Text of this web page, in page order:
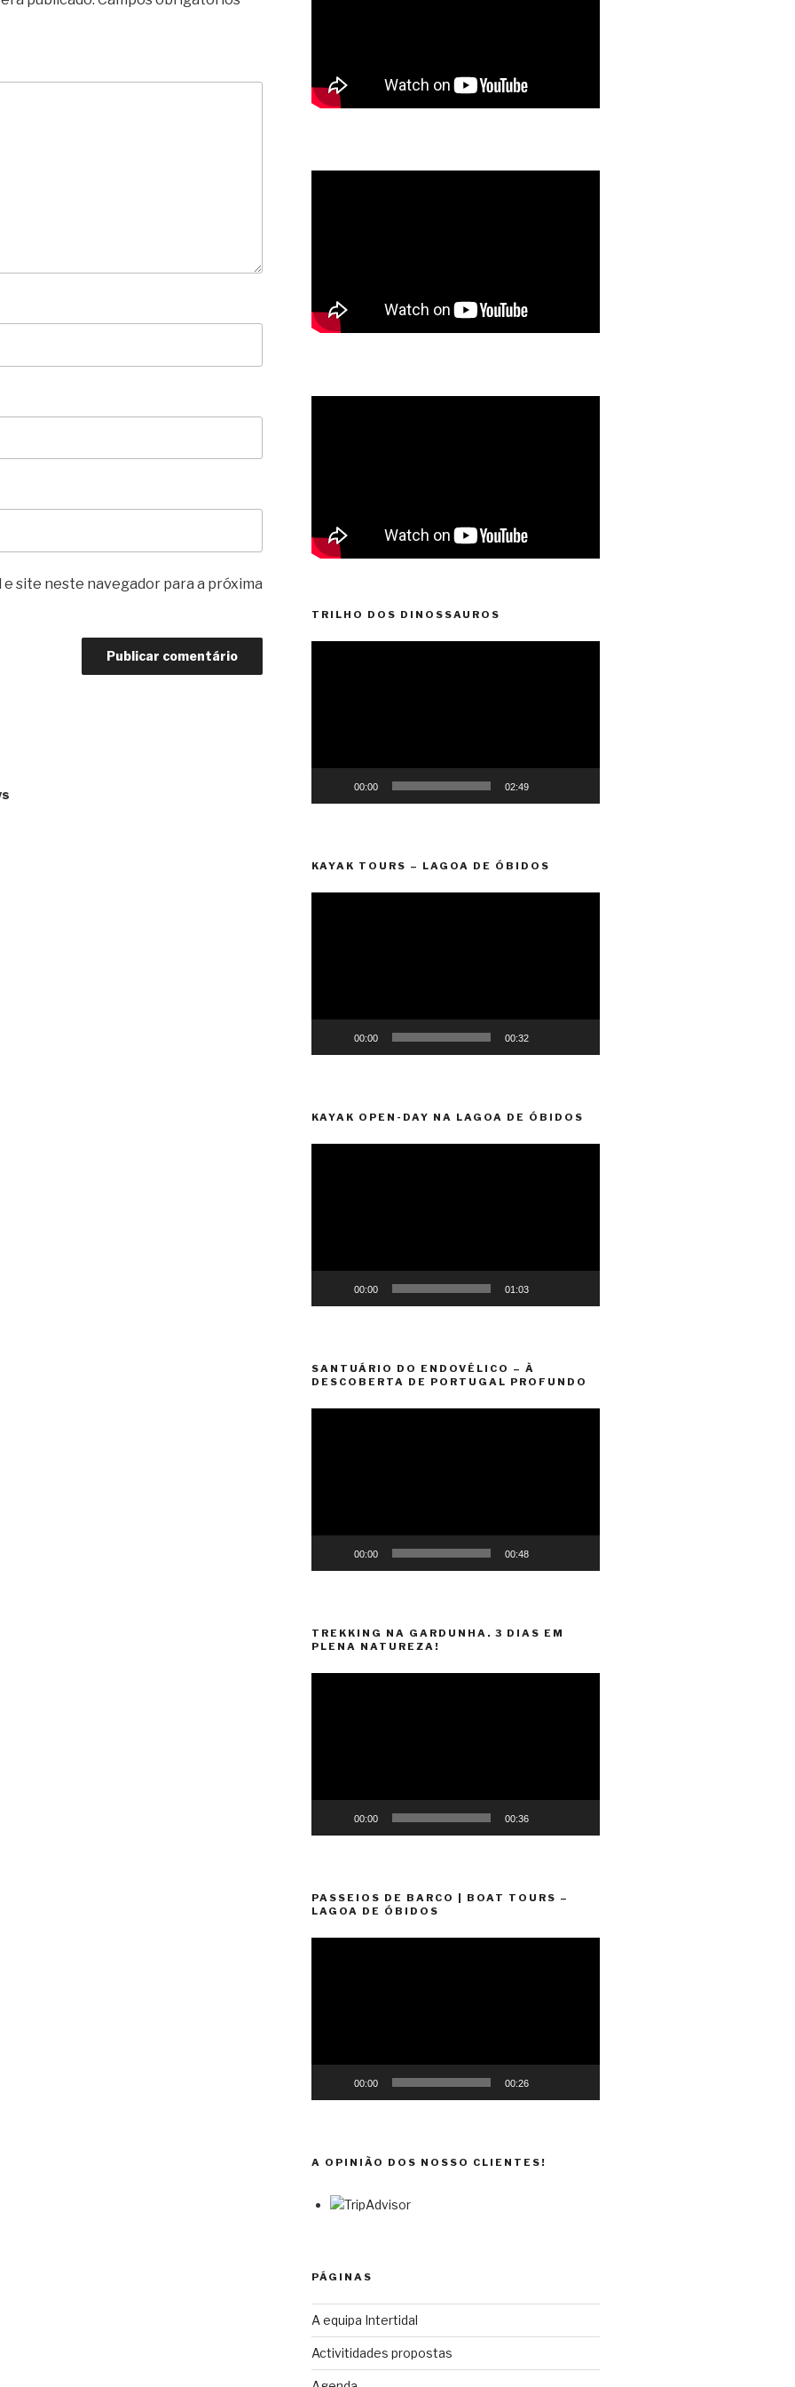
e site neste navegador para a próxima
TRILHO DOS DINOSSAUROS
00:00 02:49
KAYAK TOURS – LAGOA DE ÓBIDOS
00:00 00:32
KAYAK OPEN-DAY NA LAGOA DE ÓBIDOS
00:00 01:03
SANTUÁRIO DO ENDOVÉLICO – À
DESCOBERTA DE PORTUGAL PROFUNDO
00:00 00:48
TREKKING NA GARDUNHA. 3 DIAS EM
PLENA NATUREZA!
00:00 00:36
PASSEIOS DE BARCO | BOAT TOURS –
LAGOA DE ÓBIDOS
00:00 00:26
A OPINIÃO DOS NOSSO CLIENTES!
PÁGINAS
A equipa Intertidal
Activitidades propostas